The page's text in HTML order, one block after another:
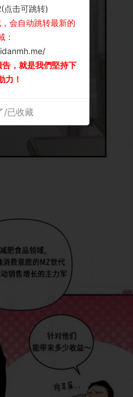
点击可跳转)
会自动跳转最新的
：
，就是我們堅持下
力！
/已收藏